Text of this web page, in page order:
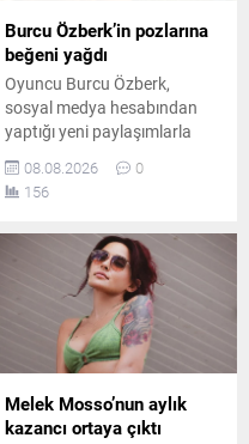
Burcu Özberk’in pozlarına
beğeni yağdı
Oyuncu Burcu Özberk,
sosyal medya hesabından
yaptığı yeni paylaşımlarla
kazandı. Formda
görüntüsüyle dikkat çeken
sürede çok sayıda yorum
08.08.2026
0
156
Melek Mosso’nun aylık
kazancı ortaya çıktı